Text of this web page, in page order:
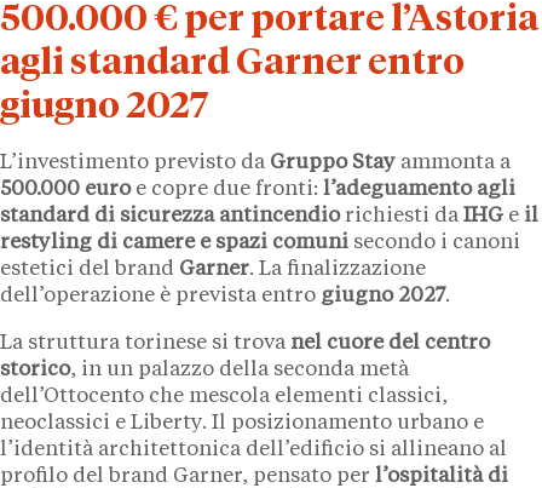
500.000 € per portare l’Astoria
agli standard Garner entro
giugno 2027
L’investimento previsto da Gruppo Stay ammonta a
500.000 euroe copre due fronti: l’adeguamento agli
standard di sicurezza antincendio richiesti da IHG e il
restyling di camere e spazi comuni secondo i canoni
estetici del brand Garner. La finalizzazione
dell’operazione è prevista entro giugno 2027.
La struttura torinese si trova nel cuore del centro
storico, in un palazzo della seconda metà
dell’Ottocento che mescola elementi classici,
neoclassici e Liberty. Il posizionamento urbano e
l’identità architettonica dell’edificio si allineano al
profilo del brand Garner, pensato per l’ospitalità di